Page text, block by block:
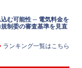
む可能性 ─ 電気料金を
制委の審査基準を見直
ランキング一覧はこちら